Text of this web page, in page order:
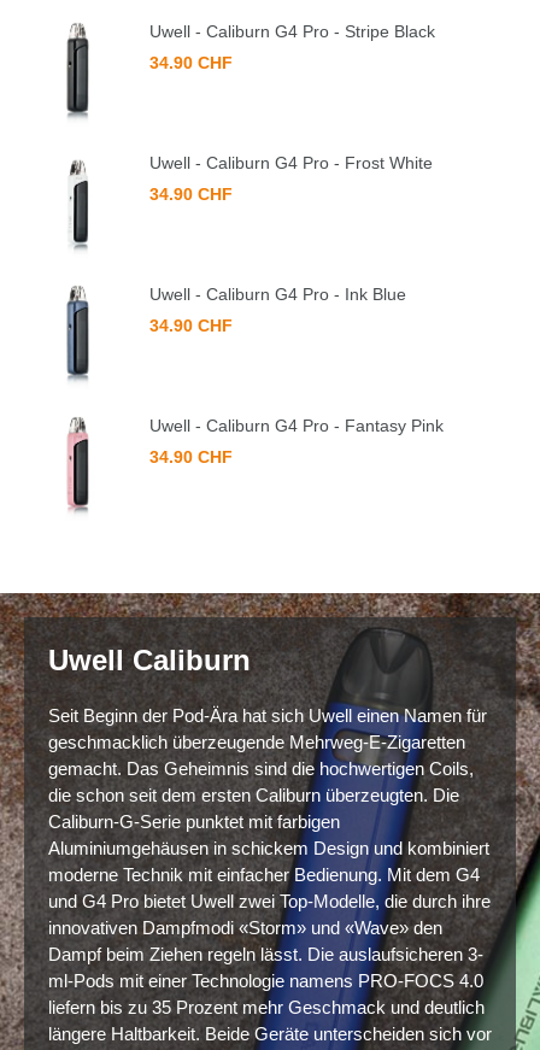
Uwell - Caliburn G4 Pro - Stripe Black
34.90 CHF
Uwell - Caliburn G4 Pro - Frost White
34.90 CHF
Uwell - Caliburn G4 Pro - Ink Blue
34.90 CHF
Uwell - Caliburn G4 Pro - Fantasy Pink
34.90 CHF
Uwell Caliburn
Seit Beginn der Pod-Ära hat sich Uwell einen Namen für
geschmacklich überzeugende Mehrweg-E-Zigaretten
gemacht. Das Geheimnis sind die hochwertigen Coils,
die schon seit dem ersten Caliburn überzeugten. Die
Caliburn-G-Serie punktet mit farbigen
Aluminiumgehäusen in schickem Design und kombiniert
moderne Technik mit einfacher Bedienung. Mit dem G4
und G4 Pro bietet Uwell zwei Top-Modelle, die durch ihre
innovativen Dampfmodi «Storm» und «Wave» den
Dampf beim Ziehen regeln lässt. Die auslaufsicheren 3-
ml-Pods mit einer Technologie namens PRO-FOCS 4.0
liefern bis zu 35 Prozent mehr Geschmack und deutlich
längere Haltbarkeit. Beide Geräte unterscheiden sich vor